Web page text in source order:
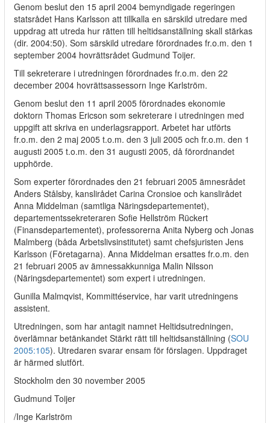
Genom beslut den 15 april 2004 bemyndigade regeringen
statsrådet Hans Karlsson att tillkalla en särskild utredare med
uppdrag att utreda hur rätten till heltidsanställning skall stärkas
(dir. 2004:50). Som särskild utredare förordnades fr.o.m. den 1
september 2004 hovrättsrådet Gudmund Toijer.
Till sekreterare i utredningen förordnades fr.o.m. den 22
december 2004 hovrättsassessorn Inge Karlström.
Genom beslut den 11 april 2005 förordnades ekonomie
doktorn Thomas Ericson som sekreterare i utredningen med
uppgift att skriva en underlagsrapport. Arbetet har utförts
fr.o.m. den 2 maj 2005 t.o.m. den 3 juli 2005 och fr.o.m. den 1
augusti 2005 t.o.m. den 31 augusti 2005, då förordnandet
upphörde.
Som experter förordnades den 21 februari 2005 ämnesrådet
Anders Stålsby, kanslirådet Carina Cronsioe och kanslirådet
Anna Middelman (samtliga Näringsdepartementet),
departementssekreteraren Sofie Hellström Rückert
(Finansdepartementet), professorerna Anita Nyberg och Jonas
Malmberg (båda Arbetslivsinstitutet) samt chefsjuristen Jens
Karlsson (Företagarna). Anna Middelman ersattes fr.o.m. den
21 februari 2005 av ämnessakkunniga Malin Nilsson
(Näringsdepartementet) som expert i utredningen.
Gunilla Malmqvist, Kommittéservice, har varit utredningens
assistent.
Utredningen, som har antagit namnet Heltidsutredningen,
överlämnar betänkandet Stärkt rätt till heltidsanställning (SOU
2005:105). Utredaren svarar ensam för förslagen. Uppdraget
är härmed slutfört.
Stockholm den 30 november 2005
Gudmund Toijer
/Inge Karlström